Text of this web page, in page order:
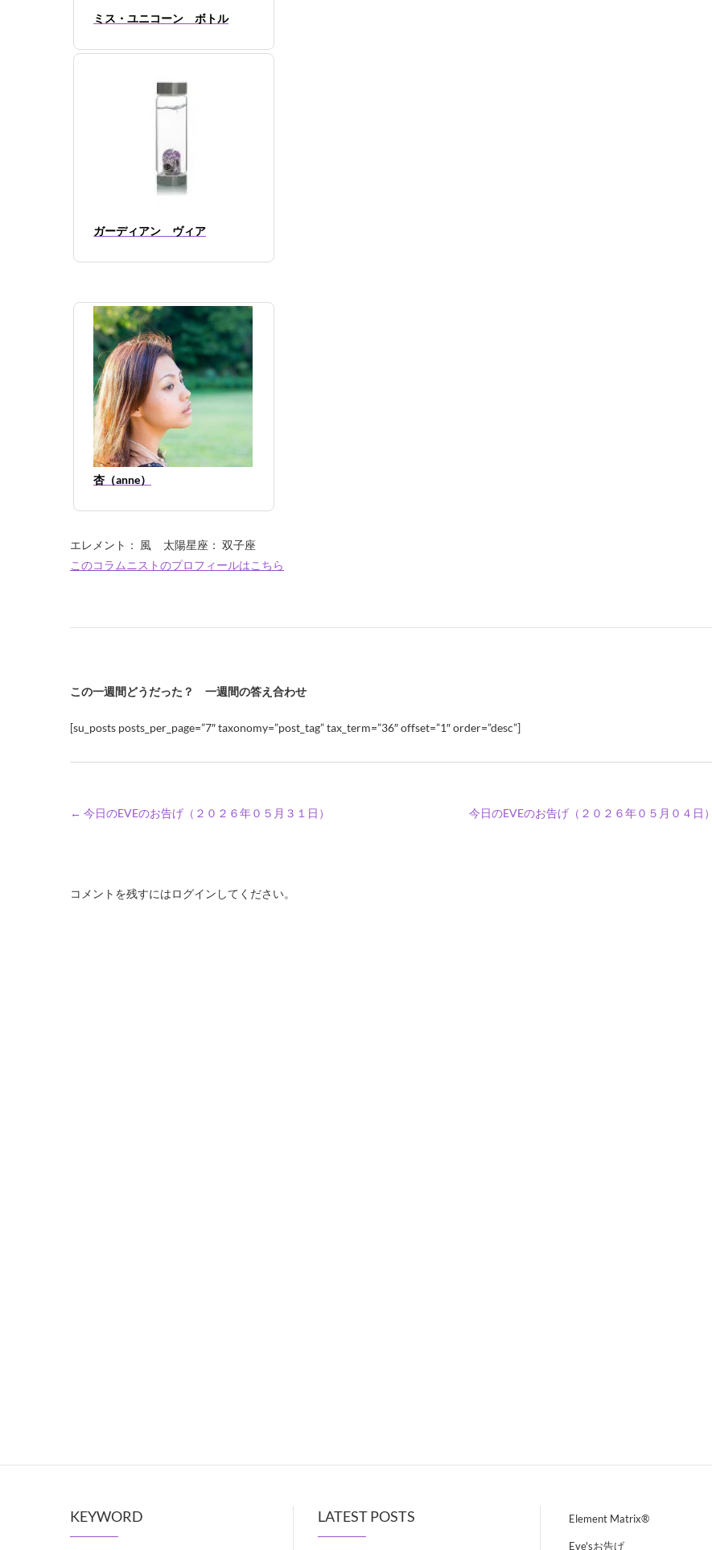
ミス・ユニコーン ボトル
ガーディアン ヴィア
杏（anne）
エレメント： 風 太陽星座： 双子座
このコラムニストのプロフィールはこちら
この一週間どうだった？ 一週間の答え合わせ
[su_posts posts_per_page=”7″ taxonomy=”post_tag” tax_term=”36″ offset=”1″ order=”desc”]
← 今日のEVEのお告げ（２０２６年０５月３１日） 今日のEVEのお告げ（２０２６年０５月０４日）
コメントを残すにはログインしてください。
KEYWORD LATEST POSTS Element Matrix®
Eve'sお告げ